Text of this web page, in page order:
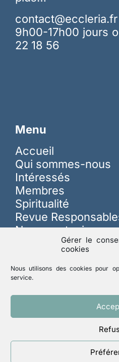
Gérer le
cookies
Nous utilisons des cookies pour
service.
9h00-17h00 jours
22 18 56
Menu
Accueil
Qui sommes-nous
Intéressés
Membres
Spiritualité
Revue
Nous soutenir
Lutte contre les
Mentions légales
Politique de confidentialité
ACCK